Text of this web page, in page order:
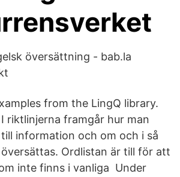
översättning - bab.la
from the LingQ library.
riktlinjerna framgår hur man
information och om och i så
Ordlistan är till för att
inte finns i vanliga Under